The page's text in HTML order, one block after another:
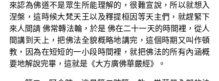
來認為佛道不是眾生所能理解的，很難宣說，所以就想入
涅槃，這時候大梵天王以及釋提桓因等天主們，就趕緊下
來人間請 佛常轉法輪，於是 佛在二十一天的時間裡，從人
間講到天上，把佛法全貌概略地講完，這個時期又叫作頓
教，因為在短短的一小段時間裡，就把佛法的所有內涵概
要地解說完畢，這就是《大方廣佛華嚴經》。